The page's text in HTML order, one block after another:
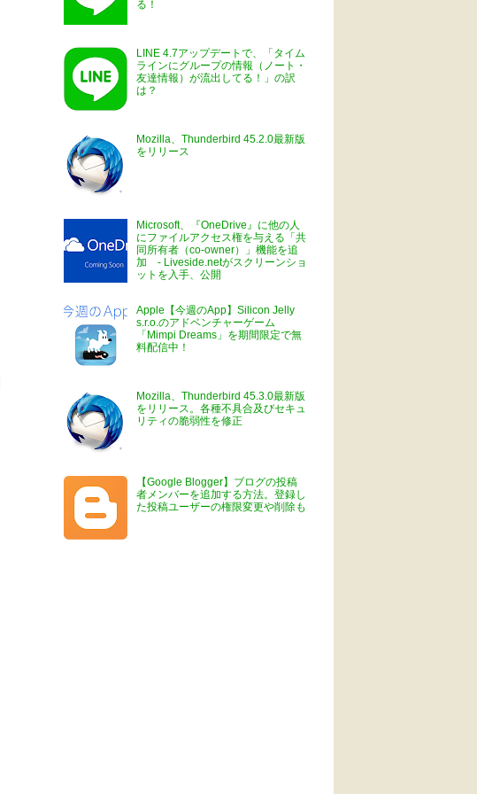
る！
LINE 4.7アップデートで、「タイム
ラインにグループの情報（ノート・
友達情報）が流出してる！」の訳
は？
Mozilla、Thunderbird 45.2.0最新版
をリリース
Microsoft、『OneDrive』に他の人
にファイルアクセス権を与える「共
同所有者（co-owner）」機能を追
加 - Liveside.netがスクリーンショ
ットを入手、公開
Apple【今週のApp】Silicon Jelly
s.r.o.のアドベンチャーゲーム
「Mimpi Dreams」を期間限定で無
料配信中！
Mozilla、Thunderbird 45.3.0最新版
をリリース。各種不具合及びセキュ
リティの脆弱性を修正
【Google Blogger】ブログの投稿
者メンバーを追加する方法。登録し
た投稿ユーザーの権限変更や削除も